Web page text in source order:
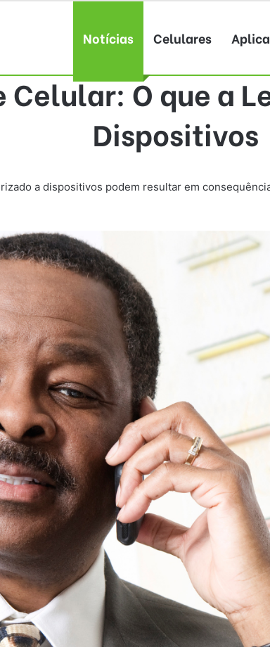
Notícias Celulares
Celular: O que a
Dispositivos
a dispositivos podem resultar em